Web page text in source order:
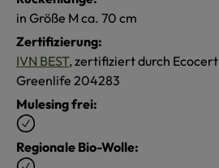
in Größe M ca. 70 cm
Zertifizierung:
IVN BEST, zertifiziert durch Ecocert
Greenlife 204283
Mulesing frei:
Regionale Bio-Wolle: